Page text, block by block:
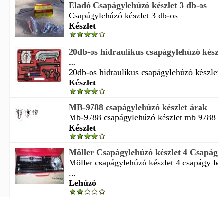
Eladó Csapágylehúzó készlet 3 db-os
Csapágylehúzó készlet 3 db-os
Készlet
20db-os hidraulikus csapágylehúzó
...
20db-os hidraulikus csapágylehúzó
Készlet
MB-9788 csapágylehúzó készlet árak
Mb-9788 csapágylehúzó készlet mb
Készlet
Möller Csapágylehúzó készlet 4
Möller csapágylehúzó készlet 4 csapágy
...
Lehúzó